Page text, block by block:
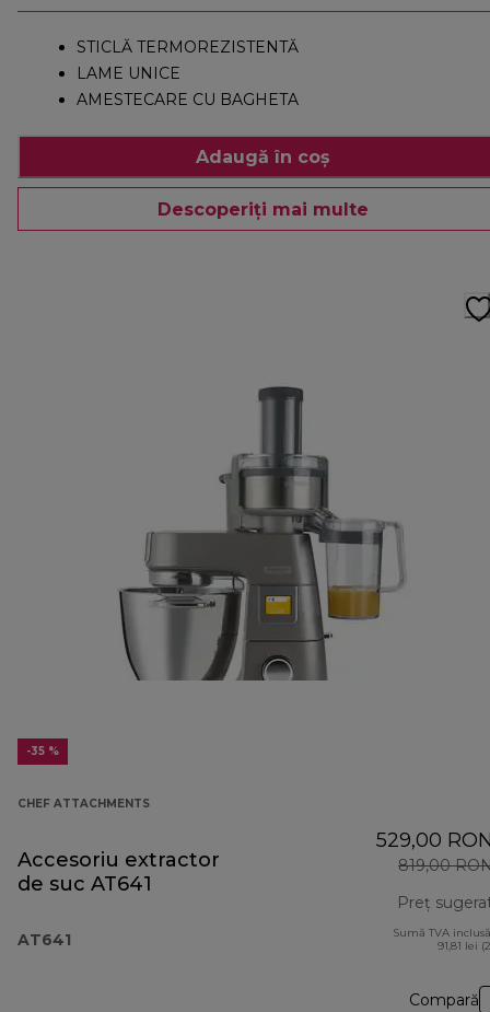
STICLĂ TERMOREZISTENTĂ
LAME UNICE
AMESTECARE CU BAGHETA
Adaugă în coș
Descoperiți mai multe
-35 %
CHEF ATTACHMENTS
Accesoriu extractor
de suc AT641
AT641
529,00
819,00
Preț
Sumă TVA
91,81 lei
Compară